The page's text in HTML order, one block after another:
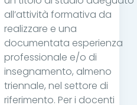
all’attività formativa da
realizzare e una
documentata esperienza
professionale e/o di
insegnamento, almeno
triennale, nel settore di
riferimento. Per i docenti